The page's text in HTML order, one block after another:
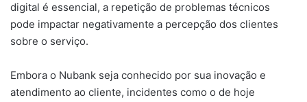
digital é essencial, a repetição de problemas técnicos
pode impactar negativamente a percepção dos clientes
sobre o serviço.
Embora o Nubank seja conhecido por sua inovação e
atendimento ao cliente, incidentes como o de hoje